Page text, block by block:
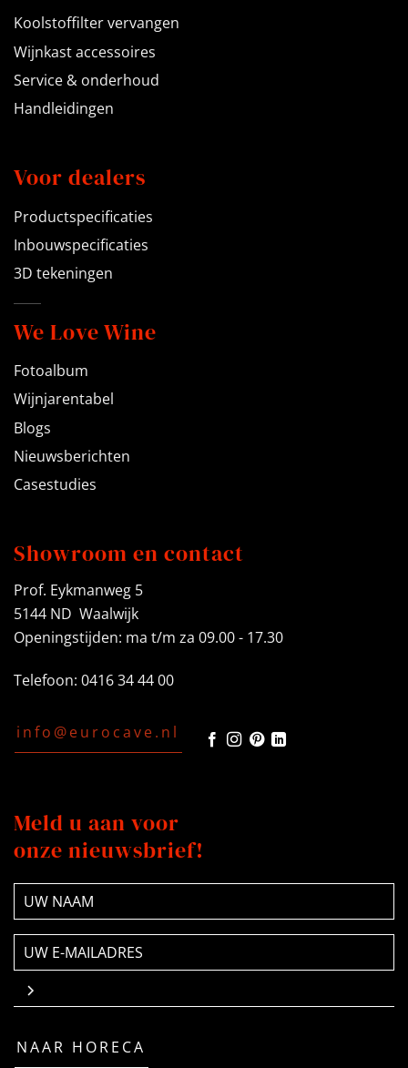
Koolstoffilter vervangen
Wijnkast accessoires
Service & onderhoud
Handleidingen
Voor dealers
Productspecificaties
Inbouwspecificaties
3D tekeningen
We Love Wine
Fotoalbum
Wijnjarentabel
Blogs
Nieuwsberichten
Casestudies
Showroom en contact
Prof. Eykmanweg 5
5144 ND Waalwijk
Openingstijden: ma t/m za 09.00 - 17.30
Telefoon: 0416 34 44 00
info@eurocave.nl
Meld u aan voor
onze nieuwsbrief!
NAAM
(Vereist)
E-
mailadres
(Vereist)
NAAR HORECA